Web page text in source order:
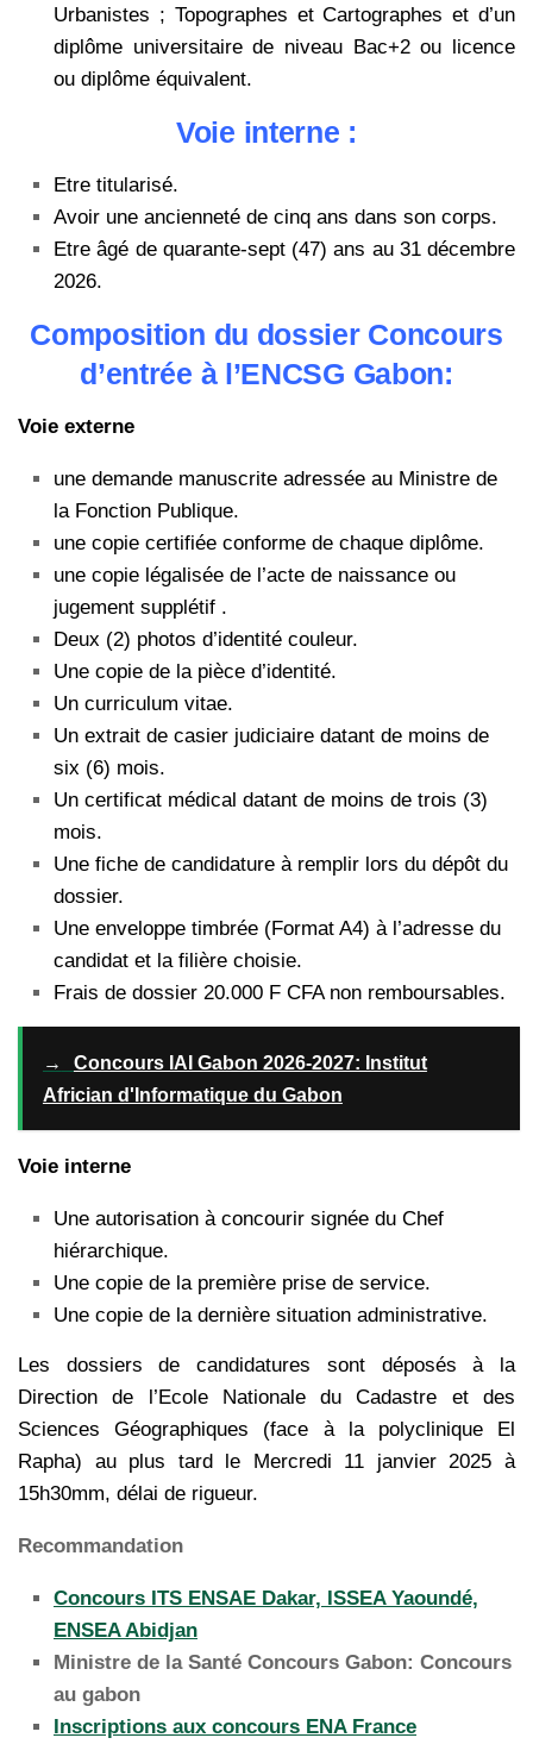
Urbanistes ; Topographes et Cartographes et d’un
diplôme universitaire de niveau Bac+2 ou licence
ou diplôme équivalent.
Voie interne :
Etre titularisé.
Avoir une ancienneté de cinq ans dans son corps.
Etre âgé de quarante-sept (47) ans au 31 décembre
2026.
Composition du dossier Concours
d’entrée à l’ENCSG Gabon:
Voie externe
une demande manuscrite adressée au Ministre de
la Fonction Publique.
une copie certifiée conforme de chaque diplôme.
une copie légalisée de l’acte de naissance ou
jugement supplétif .
Deux (2) photos d’identité couleur.
Une copie de la pièce d’identité.
Un curriculum vitae.
Un extrait de casier judiciaire datant de moins de
six (6) mois.
Un certificat médical datant de moins de trois (3)
mois.
Une fiche de candidature à remplir lors du dépôt du
dossier.
Une enveloppe timbrée (Format A4) à l’adresse du
candidat et la filière choisie.
Frais de dossier 20.000 F CFA non remboursables.
→
Concours IAI Gabon 2026-2027: Institut
Africian d'Informatique du Gabon
Voie interne
Une autorisation à concourir signée du Chef
hiérarchique.
Une copie de la première prise de service.
Une copie de la dernière situation administrative.
Les dossiers de candidatures sont déposés à la
Direction de l’Ecole Nationale du Cadastre et des
Sciences Géographiques (face à la polyclinique El
Rapha) au plus tard le Mercredi 11 janvier 2025 à
15h30mm, délai de rigueur.
Recommandation
Concours ITS ENSAE Dakar, ISSEA Yaoundé,
ENSEA Abidjan
Ministre de la Santé Concours Gabon: Concours
au gabon
Inscriptions aux concours ENA France